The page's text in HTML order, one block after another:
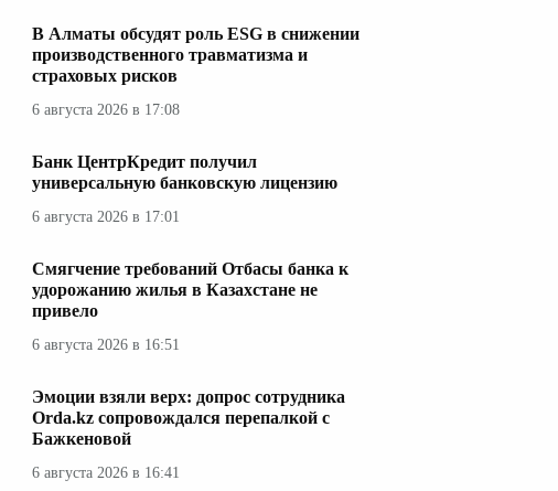
В Алматы обсудят роль ESG в снижении
производственного травматизма и
страховых рисков
6 августа 2026 в 17:08
Банк ЦентрКредит получил
универсальную банковскую лицензию
6 августа 2026 в 17:01
Смягчение требований Отбасы банка к
удорожанию жилья в Казахстане не
привело
6 августа 2026 в 16:51
Эмоции взяли верх: допрос сотрудника
Orda.kz сопровождался перепалкой с
Бажкеновой
6 августа 2026 в 16:41